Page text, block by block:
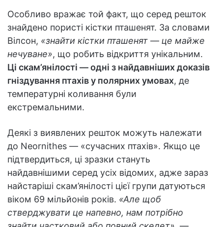
Особливо вражає той факт, що серед решток
знайдено пористі кістки пташенят. За словами
Вілсон, «знайти кістки пташенят — це майже
нечуване», що робить відкриття унікальним.
Ці скам’янілості — одні з найдавніших доказів
гніздування птахів у полярних умовах, де
температурні коливання були
екстремальними.
Деякі з виявлених решток можуть належати
до Neornithes — «сучасних птахів». Якщо це
підтвердиться, ці зразки стануть
найдавнішими серед усіх відомих, адже зараз
найстаріші скам’янілості цієї групи датуються
віком 69 мільйонів років. «Але щоб
стверджувати це напевно, нам потрібно